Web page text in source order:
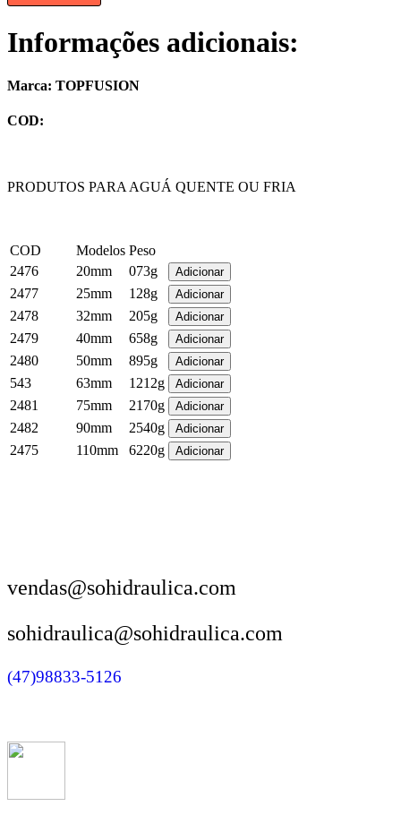
Informações adicionais:
Marca: TOPFUSION
COD:
PRODUTOS PARA AGUÁ QUENTE OU FRIA
COD Modelos Peso
2476
20mm
073g
2477
25mm
128g
2478
32mm
205g
2479
40mm
658g
2480
50mm
895g
543
63mm
1212g
2481
75mm
2170g
2482
90mm
2540g
2475
110mm 6220g
vendas@sohidraulica.com
sohidraulica@sohidraulica.com
(47)98833-5126